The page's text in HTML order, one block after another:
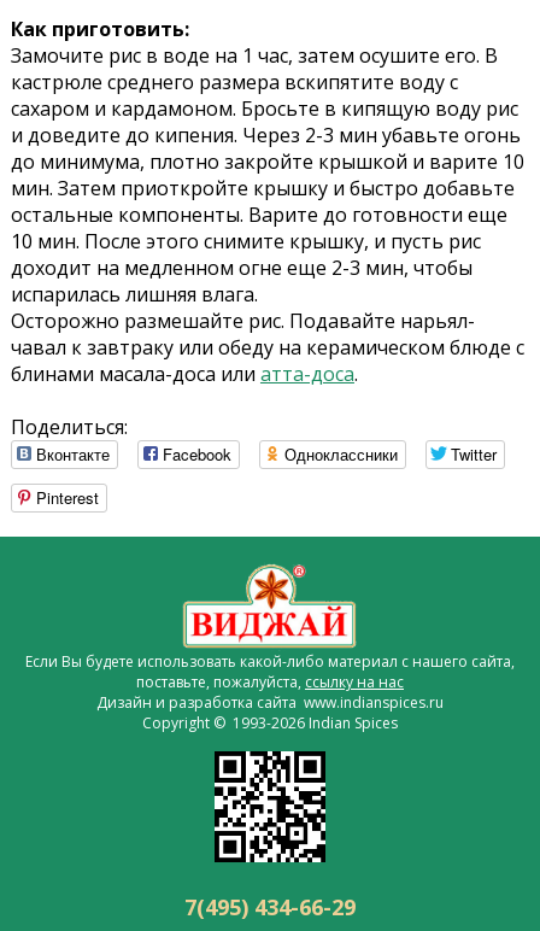
Как приготовить:
Замочите рис в воде на 1 час, затем осушите его. В
кастрюле среднего размера вскипятите воду с
сахаром и кардамоном. Бросьте в кипящую воду рис
и доведите до кипения. Через 2-3 мин убавьте огонь
до минимума, плотно закройте крышкой и варите 10
мин. Затем приоткройте крышку и быстро добавьте
остальные компоненты. Варите до готовности еще
10 мин. После этого снимите крышку, и пусть рис
доходит на медленном огне еще 2-3 мин, чтобы
испарилась лишняя влага.
Осторожно размешайте рис. Подавайте нарьял-
чавал к завтраку или обеду на керамическом блюде с
блинами масала-доса или атта-доса.
Поделиться:
Вконтакте Facebook Одноклассники
Twitter
Pinterest
Если Вы будете использовать какой-либо материал с нашего сайта,
поставьте, пожалуйста, ссылку на нас
Дизайн и разработка сайта www.indianspices.ru
Copyright © 1993-2026 Indian Spices
7(495) 434-66-29